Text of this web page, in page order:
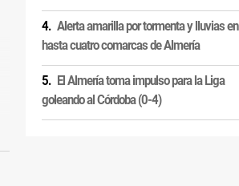
Alerta amarilla por tormenta y lluvias en
hasta cuatro comarcas de Almería
El Almería toma impulso para la Liga
goleando al Córdoba (0-4)